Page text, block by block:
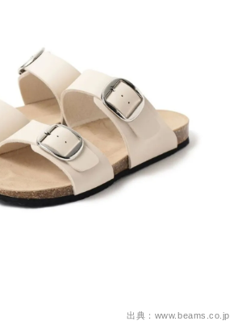
出典：www.beams.co.jp